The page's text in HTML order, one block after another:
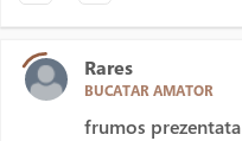
Rares
BUCATAR AMATOR
frumos prezentata